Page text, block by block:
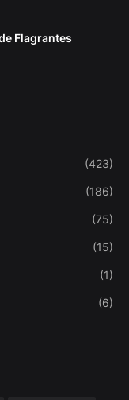
Flagrantes
(423)
(186)
(75)
(15)
(1)
(6)